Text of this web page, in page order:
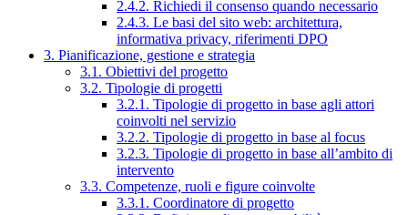
2.4.2. Richiedi il consenso quando necessario
2.4.3. Le basi del sito web: architettura,
informativa privacy, riferimenti DPO
3. Pianificazione, gestione e strategia
3.1. Obiettivi del progetto
3.2. Tipologie di progetti
3.2.1. Tipologie di progetto in base agli attori
coinvolti nel servizio
3.2.2. Tipologie di progetto in base al focus
3.2.3. Tipologie di progetto in base all’ambito di
intervento
3.3. Competenze, ruoli e figure coinvolte
3.3.1. Coordinatore di progetto